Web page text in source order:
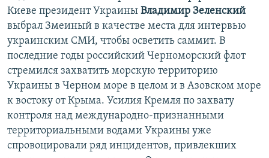
Киеве президент Украины Владимир Зеленский
выбрал Змеиный в качестве места для интервью
украинским СМИ, чтобы осветить саммит. В
последние годы российский Черноморский флот
стремился захватить морскую территорию
Украины в Черном море в целом и в Азовском море
к востоку от Крыма. Усилия Кремля по захвату
контроля над международно-признанными
территориальными водами Украины уже
спровоцировали ряд инцидентов, привлекших